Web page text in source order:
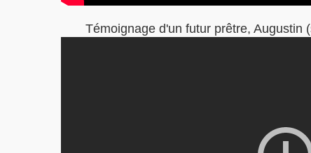
Témoignage d'un futur prêtre, Augustin